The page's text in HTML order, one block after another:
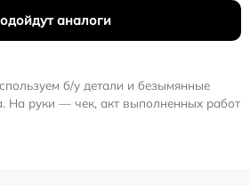
аналоги
б/у детали и безымянные
На руки — чек, акт выполненных работ